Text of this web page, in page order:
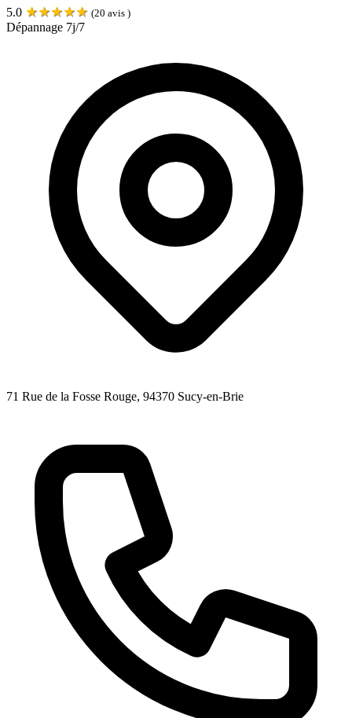
5.0 ★★★★★ (20 avis )
Dépannage 7j/7
71 Rue de la Fosse Rouge, 94370 Sucy-en-Brie